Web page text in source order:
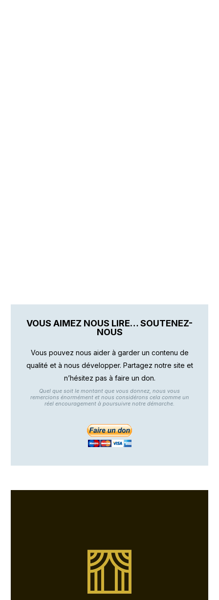
VOUS AIMEZ NOUS LIRE… SOUTENEZ-
NOUS
Vous pouvez nous aider à garder un contenu de
qualité et à nous développer. Partagez notre site et
n’hésitez pas à faire un don.
Quel que soit le montant que vous donnez, nous vous
remercions énormément et nous considérons cela comme un
réel encouragement à poursuivre notre démarche.